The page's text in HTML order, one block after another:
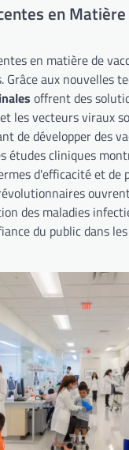
en
en matière de
Grâce aux nouvelles
offrent des
les vecteurs viraux
de développer des
études cliniques
d'efficacité et de
des maladies
du public dans